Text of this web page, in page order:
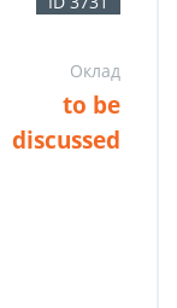
Оклад
to be
discussed